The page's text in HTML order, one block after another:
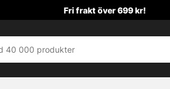
Fri frakt över 699 kr!